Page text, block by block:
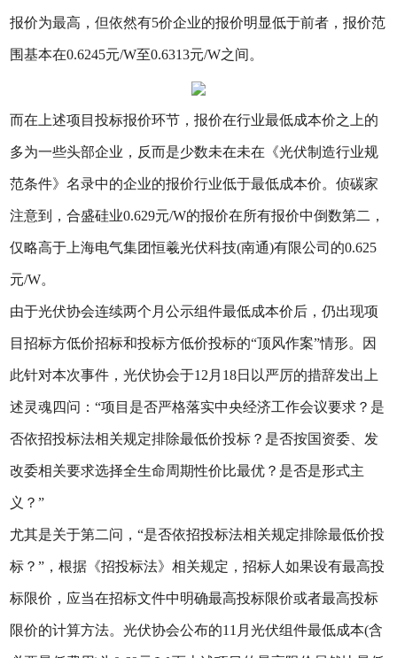
报价为最高，但依然有5价企业的报价明显低于前者，报价范
围基本在0.6245元/W至0.6313元/W之间。
而在上述项目投标报价环节，报价在行业最低成本价之上的
多为一些头部企业，反而是少数未在未在《光伏制造行业规
范条件》名录中的企业的报价行业低于最低成本价。侦碳家
注意到，合盛硅业0.629元/W的报价在所有报价中倒数第二，
仅略高于上海电气集团恒羲光伏科技(南通)有限公司的0.625
元/W。
由于光伏协会连续两个月公示组件最低成本价后，仍出现项
目招标方低价招标和投标方低价投标的“顶风作案”情形。因
此针对本次事件，光伏协会于12月18日以严厉的措辞发出上
述灵魂四问：“项目是否严格落实中央经济工作会议要求？是
否依招投标法相关规定排除最低价投标？是否按国资委、发
改委相关要求选择全生命周期性价比最优？是否是形式主
义？”
尤其是关于第二问，“是否依招投标法相关规定排除最低价投
标？”，根据《招投标法》相关规定，招标人如果设有最高投
标限价，应当在招标文件中明确最高投标限价或者最高投标
限价的计算方法。光伏协会公布的11月光伏组件最低成本(含